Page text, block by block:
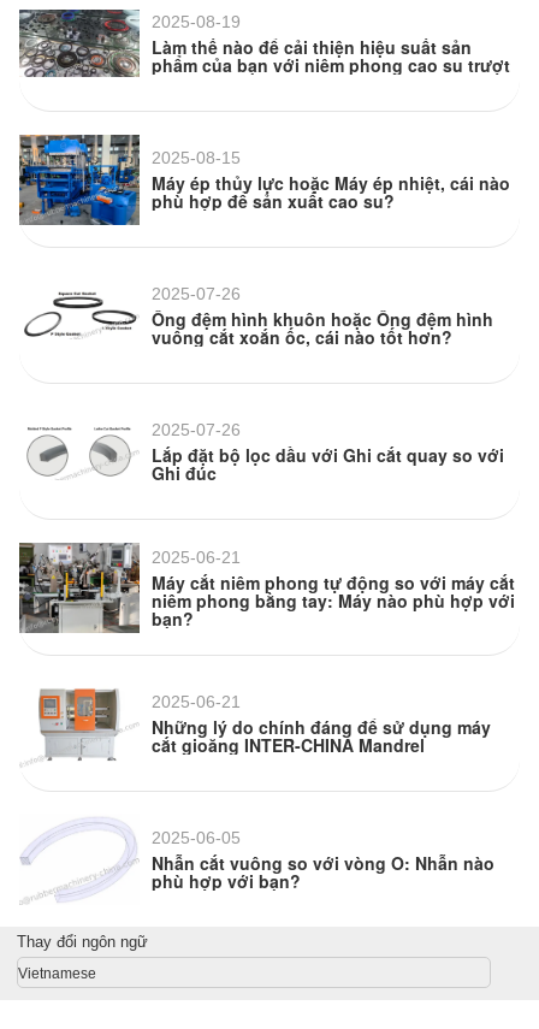
2025-08-19
Làm thế nào để cải thiện hiệu suất sản
phẩm của bạn với niêm phong cao su trượt
2025-08-15
Máy ép thủy lực hoặc Máy ép nhiệt, cái nào
phù hợp để sản xuất cao su?
2025-07-26
Ống đệm hình khuôn hoặc Ống đệm hình
vuông cắt xoắn ốc, cái nào tốt hơn?
2025-07-26
Lắp đặt bộ lọc dầu với Ghi cắt quay so với
Ghi đúc
2025-06-21
Máy cắt niêm phong tự động so với máy cắt
niêm phong bằng tay: Máy nào phù hợp với
bạn?
2025-06-21
Những lý do chính đáng để sử dụng máy
cắt gioăng INTER-CHINA Mandrel
2025-06-05
Nhẫn cắt vuông so với vòng O: Nhẫn nào
phù hợp với bạn?
Thay đổi ngôn ngữ
Vietnamese